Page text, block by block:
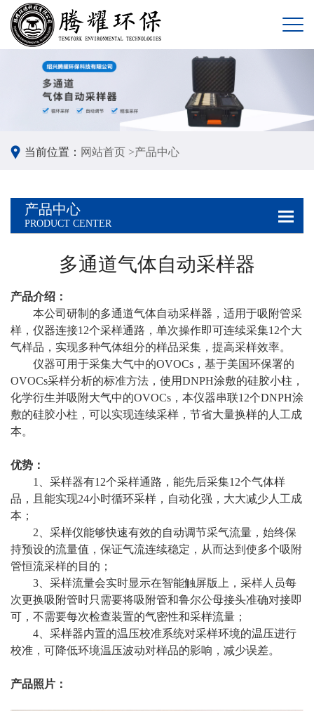
当前位置： 网站首页 >产品中心
产品中心
PRODUCT CENTER
多通道气体自动采样器
产品介绍：
本公司研制的多通道气体自动采样器，适用于吸附管采
样，仪器连接12个采样通路，单次操作即可连续采集12个大
气样品，实现多种气体组分的样品采集，提高采样效率。
仪器可用于采集大气中的OVOCs，基于美国环保署的
OVOCs采样分析的标准方法，使用DNPH涂敷的硅胶小柱，
化学衍生并吸附大气中的OVOCs，本仪器串联12个DNPH涂
敷的硅胶小柱，可以实现连续采样，节省大量换样的人工成
本。
优势：
1、采样器有12个采样通路，能先后采集12个气体样
品，且能实现24小时循环采样，自动化强，大大减少人工成
本；
2、采样仪能够快速有效的自动调节采气流量，始终保
持预设的流量值，保证气流连续稳定，从而达到使多个吸附
管恒流采样的目的；
3、采样流量会实时显示在智能触屏版上，采样人员每
次更换吸附管时只需要将吸附管和鲁尔公母接头准确对接即
可，不需要每次检查装置的气密性和采样流量；
4、采样器内置的温压校准系统对采样环境的温压进行
校准，可降低环境温压波动对样品的影响，减少误差。
产品照片：